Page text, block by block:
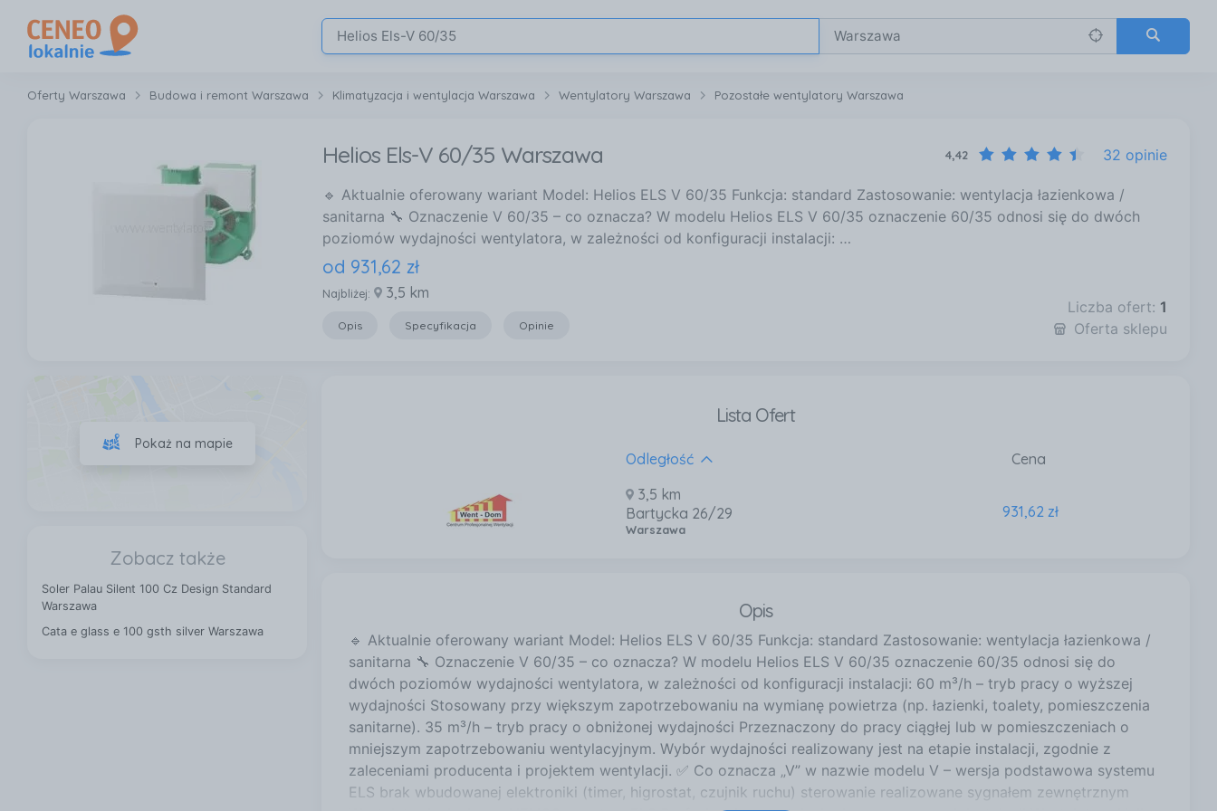
Oferty Warszawa Budowa i remont Warszawa Klimatyzacja i wentylacja Warszawa Wentylatory Warszawa Pozostałe wentylatory Warszawa
Helios Els-V 60/35 Warszawa 4,42 32 opinie
🔹 Aktualnie oferowany wariant Model: Helios ELS V 60/35 Funkcja: standard Zastosowanie: wentylacja łazienkowa /
sanitarna 🔧 Oznaczenie V 60/35 – co oznacza? W modelu Helios ELS V 60/35 oznaczenie 60/35 odnosi się do dwóch
poziomów wydajności wentylatora, w zależności od konfiguracji instalacji: …
od 931,62 zł
Najbliżej: 3,5 km
Opis Specyfikacja Opinie
Liczba ofert: 1
Oferta sklepu
Lista Ofert
Odległość
Cena
3,5 km
Bartycka 26/29
Warszawa
931,62 zł
Opis
🔹 Aktualnie oferowany wariant Model: Helios ELS V 60/35 Funkcja: standard Zastosowanie: wentylacja łazienkowa /
sanitarna 🔧 Oznaczenie V 60/35 – co oznacza? W modelu Helios ELS V 60/35 oznaczenie 60/35 odnosi się do
dwóch poziomów wydajności wentylatora, w zależności od konfiguracji instalacji: 60 m³/h – tryb pracy o wyższej
wydajności Stosowany przy większym zapotrzebowaniu na wymianę powietrza (np. łazienki, toalety, pomieszczenia
sanitarne). 35 m³/h – tryb pracy o obniżonej wydajności Przeznaczony do pracy ciągłej lub w pomieszczeniach o
mniejszym zapotrzebowaniu wentylacyjnym. Wybór wydajności realizowany jest na etapie instalacji, zgodnie z
zaleceniami producenta i projektem wentylacji. ✅ Co oznacza „V” w nazwie modelu V – wersja podstawowa systemu
ELS brak wbudowanej elektroniki (timer, higrostat, czujnik ruchu) sterowanie realizowane sygnałem zewnętrznym
Pokaż na mapie
Zobacz także
Soler Palau Silent 100 Cz Design Standard
Warszawa
Cata e glass e 100 gsth silver Warszawa